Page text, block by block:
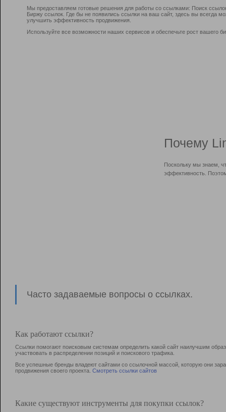
Мы предоставляем готовые решения для работы со ссылками: Поиск
Биржу ссылок. Где бы не появились ссылки на ваш сайт, здесь вы всегда
улучшить эффективность продвижения.
Используйте все возможности наших сервисов и обеспечьте рост вашего
Почему
Поскольку мы знаем,
эффективность.
Часто задаваемые вопросы о ссылках.
Как работают ссылки?
Ссылки помогают поисковым системам определить какой сайт наилучшим
участвовать в раcпределении позиций и поискового трафика.
Все успешные бренды владеют сайтами со ссылочной массой, которую они
продвижения своего проекта. Смотреть ссылки сайтов
Какие существуют инструменты для покупки ссылок?